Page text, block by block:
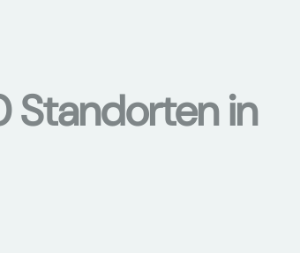
Standorten in